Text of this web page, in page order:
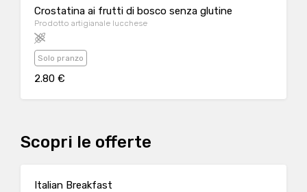
Crostatina ai frutti di bosco senza glutine
Prodotto artigianale lucchese
Solo pranzo
2.80 €
Scopri le offerte
Italian Breakfast